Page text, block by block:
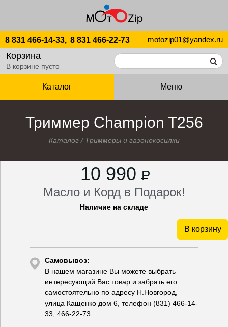
8 831 466-14-33, 8 831 466-22-73 motozip01@yandex.ru
Корзина
В корзине пусто
Каталог Меню
Триммер Champion T256
Каталог/ Триммеры и газонокосилки
10 990 P
Масло и Корд в Подарок!
Наличие на складе
В корзину
Самовывоз:
В нашем магазине Вы можете выбрать
интересующий Вас товар и забрать его
самостоятельно по адресу Н.Новгород,
улица Кащенко дом 6, телефон (831) 466-14-
33, 466-22-73